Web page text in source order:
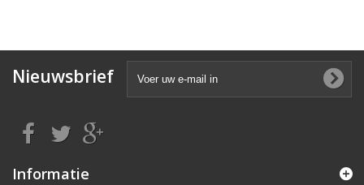
Nieuwsbrief
Informatie